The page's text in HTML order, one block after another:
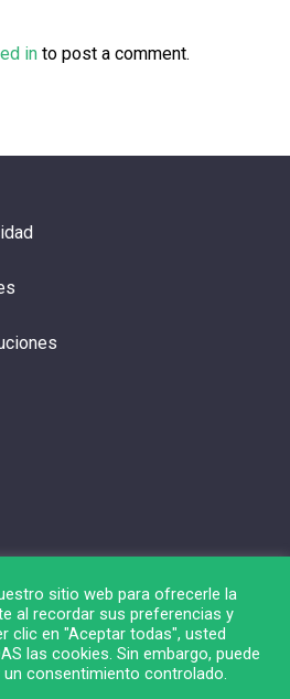
in to post a comment.
sitio web para ofrecerle la
al recordar sus preferencias y
clic en "Aceptar todas", usted
las cookies. Sin embargo, puede
consentimiento controlado.